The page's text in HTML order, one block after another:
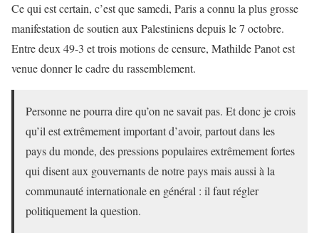
Ce qui est certain, c’est que samedi, Paris a connu la plus grosse
manifestation de soutien aux Palestiniens depuis le 7 octobre.
Entre deux 49-3 et trois motions de censure, Mathilde Panot est
venue donner le cadre du rassemblement.
Personne ne pourra dire qu’on ne savait pas. Et donc je crois
qu’il est extrêmement important d’avoir, partout dans les
pays du monde, des pressions populaires extrêmement fortes
qui disent aux gouvernants de notre pays mais aussi à la
communauté internationale en général : il faut régler
politiquement la question.